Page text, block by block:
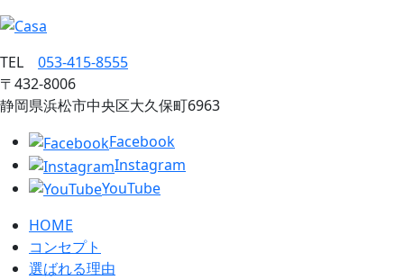
TEL 053‐415‐8555
〒432‐8006
静岡県浜松市中央区大久保町6963
Facebook
Instagram
YouTube
HOME
コンセプト
選ばれる理由